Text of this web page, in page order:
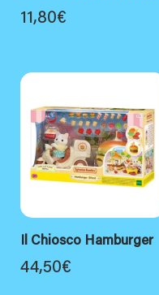
11,80€
Il Chiosco Hamburger
44,50€